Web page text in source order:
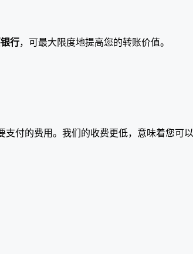
行，可最大限度地提高您的转账价值。
付的费用。我们的收费更低，意味着您可以